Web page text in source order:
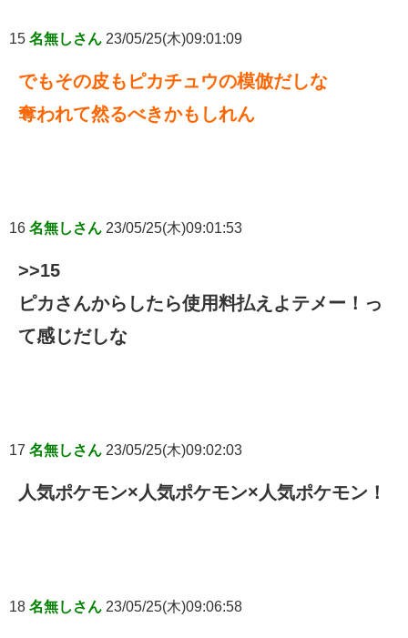
15 名無しさん 23/05/25(木)09:01:09
でもその皮もピカチュウの模倣だしな
奪われて然るべきかもしれん
16 名無しさん 23/05/25(木)09:01:53
>>15
ピカさんからしたら使用料払えよテメー！っ
て感じだしな
17 名無しさん 23/05/25(木)09:02:03
人気ポケモン×人気ポケモン×人気ポケモン！
18 名無しさん 23/05/25(木)09:06:58